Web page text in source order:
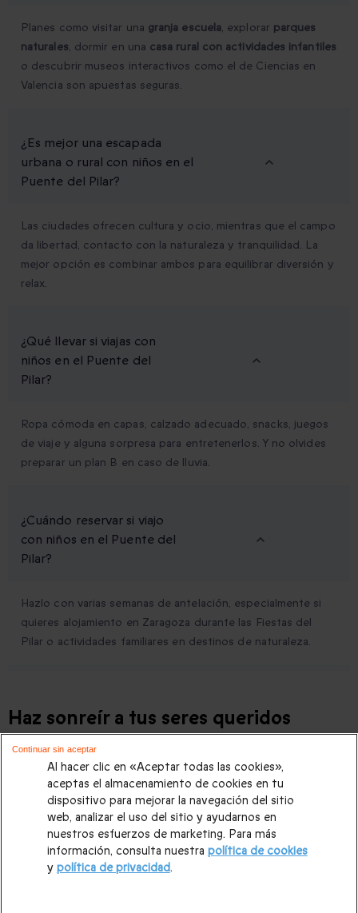
Planes como visitar una granja escuela, explorar parques
naturales, dormir en una casa rural con actividades infantiles
o descubrir museos interactivos como el de Ciencias en
Valencia son apuestas seguras.
¿Es mejor una escapada
urbana o rural con niños en el
Puente del Pilar?
Las ciudades ofrecen cultura y ocio, mientras que el campo
da libertad, contacto con la naturaleza y tranquilidad. La
mejor opción es combinar ambos para equilibrar diversión y
relax.
¿Qué llevar si viajas con
niños en el Puente del
Pilar?
Ropa cómoda en capas, calzado adecuado, snacks, juegos
de viaje y alguna sorpresa para entretenerlos. Y no olvides
preparar un plan B en caso de lluvia.
¿Cuándo reservar si viajo
con niños en el Puente del
Pilar?
Hazlo con varias semanas de antelación, especialmente si
quieres alojamiento en Zaragoza durante las Fiestas del
Pilar o actividades familiares en destinos de naturaleza.
Haz sonreír a tus seres queridos
¡Experiencias inolvidables para decir "te quiero", "gracias" o
simplemente "disfruta"!
¿Qué hacer en el Puente de Noviembre con niños pequeños?
¿Qué hacer en el Puente de Diciembre con niños en España?
¿Qué actividades hacer con niños de Halloween en España?
Al hacer clic en «Aceptar todas las cookies»,
aceptas el almacenamiento de cookies en tu
dispositivo para mejorar la navegación del sitio
web, analizar el uso del sitio y ayudarnos en
nuestros esfuerzos de marketing. Para más
información, consulta nuestra política de cookies
y política de privacidad.
Continuar sin aceptar